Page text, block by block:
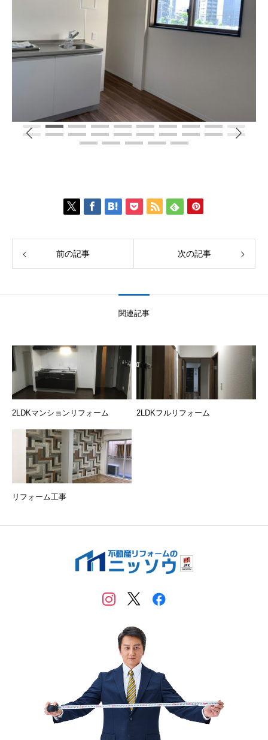
前の記事 次の記事
関連記事
2LDKマンションリフォーム 2LDKフルリフォーム
リフォーム工事